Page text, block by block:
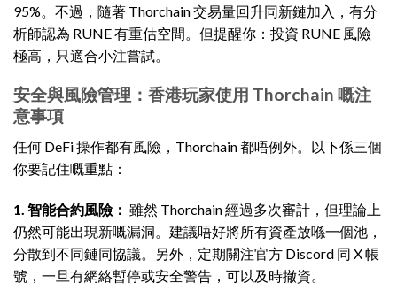
95%。不過，隨著 Thorchain 交易量回升同新鏈加入，有分
析師認為 RUNE 有重估空間。但提醒你：投資 RUNE 風險
極高，只適合小注嘗試。
安全與風險管理：香港玩家使用 Thorchain 嘅注
意事項
任何 DeFi 操作都有風險，Thorchain 都唔例外。以下係三個
你要記住嘅重點：
1. 智能合約風險： 雖然 Thorchain 經過多次審計，但理論上
仍然可能出現新嘅漏洞。建議唔好將所有資產放喺一個池，
分散到不同鏈同協議。另外，定期關注官方 Discord 同 X 帳
號，一旦有網絡暫停或安全警告，可以及時撤資。